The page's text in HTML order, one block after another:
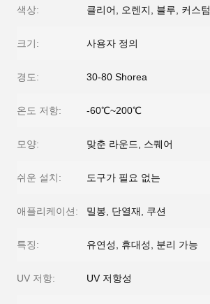
색상: 클리어, 오렌지, 블루, 커스텀
크기: 사용자 정의
경도: 30-80 Shorea
온도 저항: -60℃~200℃
모양: 맞춘 라운드, 스퀘어
쉬운 설치: 도구가 필요 없는
애플리케이션: 밀봉, 단열재, 쿠션
특징: 유연성, 휴대성, 분리 가능
UV 저항: UV 저항성